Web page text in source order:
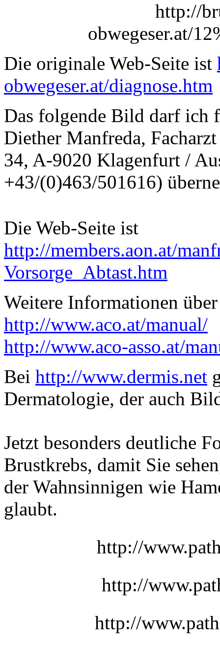
http://
obwegeser.at/
Die originale Web-Seite ist
obwegeser.at/diagnose.htm
Das folgende Bild darf ich
Diether Manfreda,
34, A-9020 Klagenfurt /
+43/(0)463/501616)
Die Web-Seite ist
http://members.aon.at/
Vorsorge_Abtast.htm
Weitere Informationen
http://www.aco.at/manual/
http://www.aco-asso.at/
Bei http://www.dermis.net
Dermatologie, der auch
Jetzt besonders deutliche
Brustkrebs, damit Sie
der Wahnsinnigen wie
glaubt.
http://
http://
http://